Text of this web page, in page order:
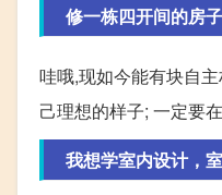
修一栋四开间的房
哇哦,现如今能有块自
己理想的样子; 一定要
我想学室内设计，